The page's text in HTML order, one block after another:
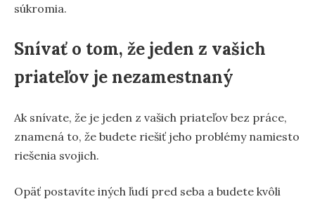
súkromia.
Snívať o tom, že jeden z vašich
priateľov je nezamestnaný
Ak snívate, že je jeden z vašich priateľov bez práce,
znamená to, že budete riešiť jeho problémy namiesto
riešenia svojich.
Opäť postavíte iných ľudí pred seba a budete kvôli